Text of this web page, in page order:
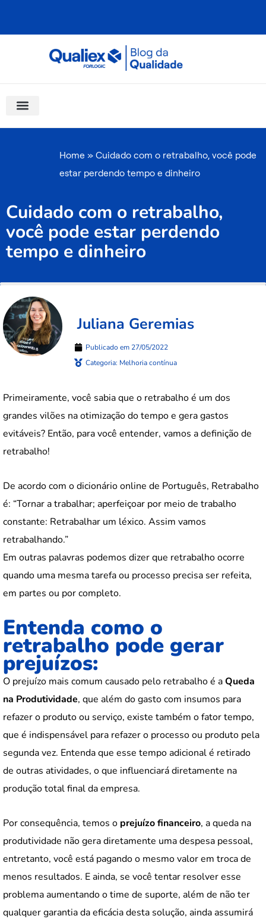
Home » Cuidado com o retrabalho, você pode
estar perdendo tempo e dinheiro
Cuidado com o retrabalho,
você pode estar perdendo
tempo e dinheiro
Juliana Geremias
Publicado em 27/05/2022
Categoria: Melhoria contínua
Primeiramente, você sabia que o retrabalho é um dos
grandes vilões na otimização do tempo e gera gastos
evitáveis? Então, para você entender, vamos a definição de
retrabalho!
De acordo com o dicionário online de Português, Retrabalho
é: “Tornar a trabalhar; aperfeiçoar por meio de trabalho
constante: Retrabalhar um léxico. Assim vamos
retrabalhando.”
Em outras palavras podemos dizer que retrabalho ocorre
quando uma mesma tarefa ou processo precisa ser refeita,
em partes ou por completo.
Entenda como o
retrabalho pode gerar
prejuízos:
O prejuízo mais comum causado pelo retrabalho é aQueda
na Produtividade, que além do gasto com insumos para
refazer o produto ou serviço, existe também o fator tempo,
que é indispensável para refazer o processo ou produto pela
segunda vez. Entenda que esse tempo adicional é retirado
de outras atividades, o que influenciará diretamente na
produção total final da empresa.
Por consequência, temos o prejuízo financeiro, a queda na
produtividade não gera diretamente uma despesa pessoal,
entretanto, você está pagando o mesmo valor em troca de
menos resultados. E ainda, se você tentar resolver esse
problema aumentando o time de suporte, além de não ter
qualquer garantia da eficácia desta solução, ainda assumirá